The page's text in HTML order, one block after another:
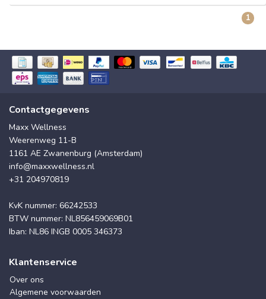
1
Contactgegevens
Maxx Wellness
Weerenweg 11-B
1161 AE Zwanenburg (Amsterdam)
info@maxxwellness.nl
+31 204970819
KvK nummer: 66242533
BTW nummer: NL856459069B01
Iban: NL86 INGB 0005 346373
Klantenservice
Over ons
Algemene voorwaarden